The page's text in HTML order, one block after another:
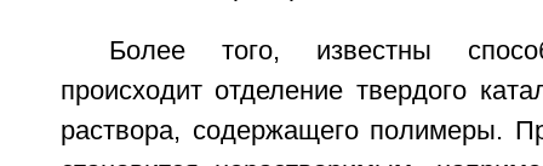
Более того, известны
происходит отделение твердого
раствора, содержащего полимеры.